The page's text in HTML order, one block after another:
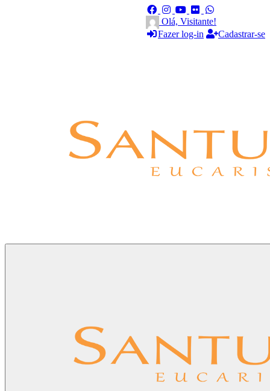
Olá, Visitante!
Fazer log-in
Cadastrar-se